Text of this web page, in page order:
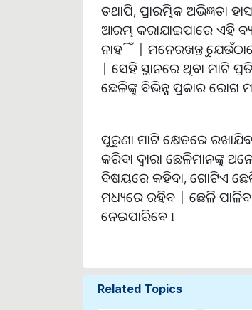
ତଥାପି, ପ୍ରାରମ୍ଭିକ ଅଭିଜ୍ଞତା
ଆରମ୍ଭ କରାଯାଇପାରେ ଏହି
ନାହିଁ | ମନେରଖନ୍ତୁ
| ସେହି ସ୍ଥାନରେ ଥିବା ମାଟି
ଛେଳିଙ୍କୁ ବିଭିନ୍ନ ପ୍ରକାର ରୋଗ
ପୁରୁଣା ମାଟି କ୍ଷେତରେ
କରିବା ଦ୍ୱାରା ଛେଳିମାନଙ୍କୁ
ବିଷୟରେ କହିବା, ଗୋଟିଏ
ମଧ୍ୟରେ ରହିବ | ଛେଳି
ନେଇପାରିବେ l
Related Topics